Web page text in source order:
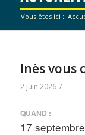
Vous êtes ici :
Inès vous
2 juin 2026 /
QUAND :
17